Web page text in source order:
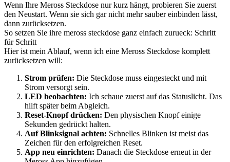
Wenn Ihre Meross Steckdose nur kurz hängt, probieren Sie zuerst
den Neustart. Wenn sie sich gar nicht mehr sauber einbinden lässt,
dann zurücksetzen.
So setzen Sie ihre meross steckdose ganz einfach zurueck: Schritt
für Schritt
Hier ist mein Ablauf, wenn ich eine Meross Steckdose komplett
zurücksetzen will:
Strom prüfen: Die Steckdose muss eingesteckt und mit
Strom versorgt sein.
LED beobachten: Ich schaue zuerst auf das Statuslicht. Das
hilft später beim Abgleich.
Reset-Knopf drücken: Den physischen Knopf einige
Sekunden gedrückt halten.
Auf Blinksignal achten: Schnelles Blinken ist meist das
Zeichen für den erfolgreichen Reset.
App neu einrichten: Danach die Steckdose erneut in der